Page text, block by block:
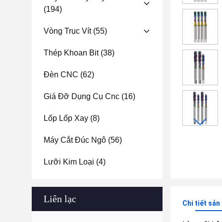
(194)
Vòng Trục Vít(55)
Thép Khoan Bit(38)
Đèn CNC (62)
Giá Đỡ Dụng Cụ Cnc (16)
Lốp Lốp Xay (8)
Máy Cắt Đúc Ngô (56)
Lưỡi Kim Loại (4)
Liên lạc Chi tiết sản